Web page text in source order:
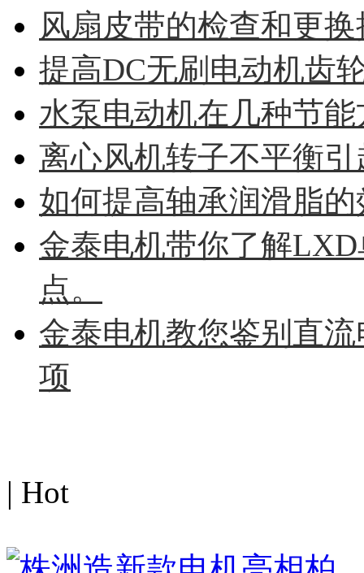
风扇皮带的检查和更
提高DC无刷电动机齿
水泵电动机在几种节
离心风机转子不平衡
如何提高轴承润滑脂
金泰电机带你了解
点。
金泰电机教您鉴别直
项
| Hot